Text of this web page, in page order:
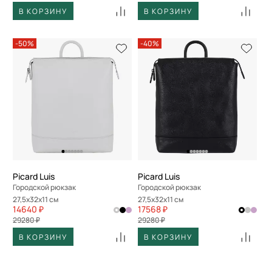
В КОРЗИНУ
В КОРЗИНУ
-50%
Picard Luis
Городской рюкзак
27,5x32x11 см
14640 ₽
29280 ₽
В КОРЗИНУ
-40%
Picard Luis
Городской рюкзак
27,5x32x11 см
17568 ₽
29280 ₽
В КОРЗИНУ